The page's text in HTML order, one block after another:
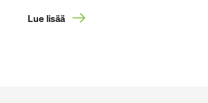
Lue lisää